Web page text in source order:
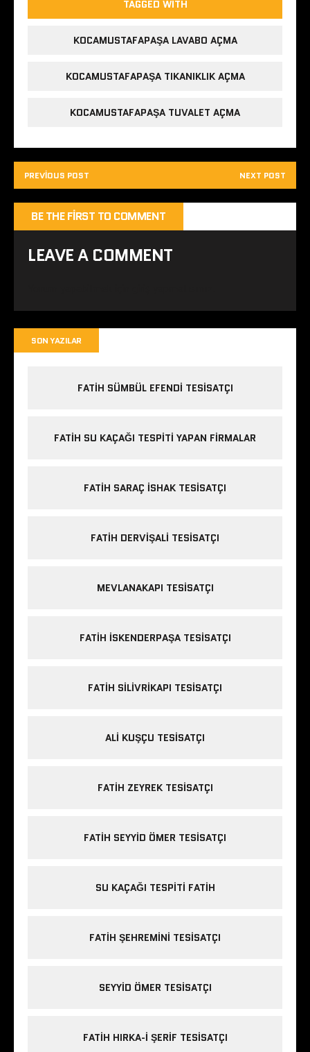
TAGGED WITH
KOCAMUSTAFAPAŞA LAVABO AÇMA
KOCAMUSTAFAPAŞA TIKANIKLIK AÇMA
KOCAMUSTAFAPAŞA TUVALET AÇMA
PREVIOUS POST NEXT POST
BE THE FIRST TO COMMENT
LEAVE A COMMENT
SON YAZILAR
FATIH SÜMBÜL EFENDI TESISATÇI
FATIH SU KAÇAĞI TESPITI YAPAN FIRMALAR
FATIH SARAÇ ISHAK TESISATÇI
FATIH DERVIŞALI TESISATÇI
MEVLANAKAPI TESISATÇI
FATIH ISKENDERPAŞA TESISATÇI
FATIH SILIVRIKAPI TESISATÇI
ALI KUŞÇU TESISATÇI
FATIH ZEYREK TESISATÇI
FATIH SEYYID ÖMER TESISATÇI
SU KAÇAĞI TESPITI FATIH
FATIH ŞEHREMINI TESISATÇI
SEYYID ÖMER TESISATÇI
FATIH HIRKA-I ŞERIF TESISATÇI